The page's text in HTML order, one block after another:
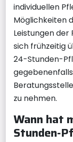
individuellen
Möglichkeiten
Leistungen der
sich frühzeitig
24-Stunden-
zu nehmen.
Wann hat
Stunden-